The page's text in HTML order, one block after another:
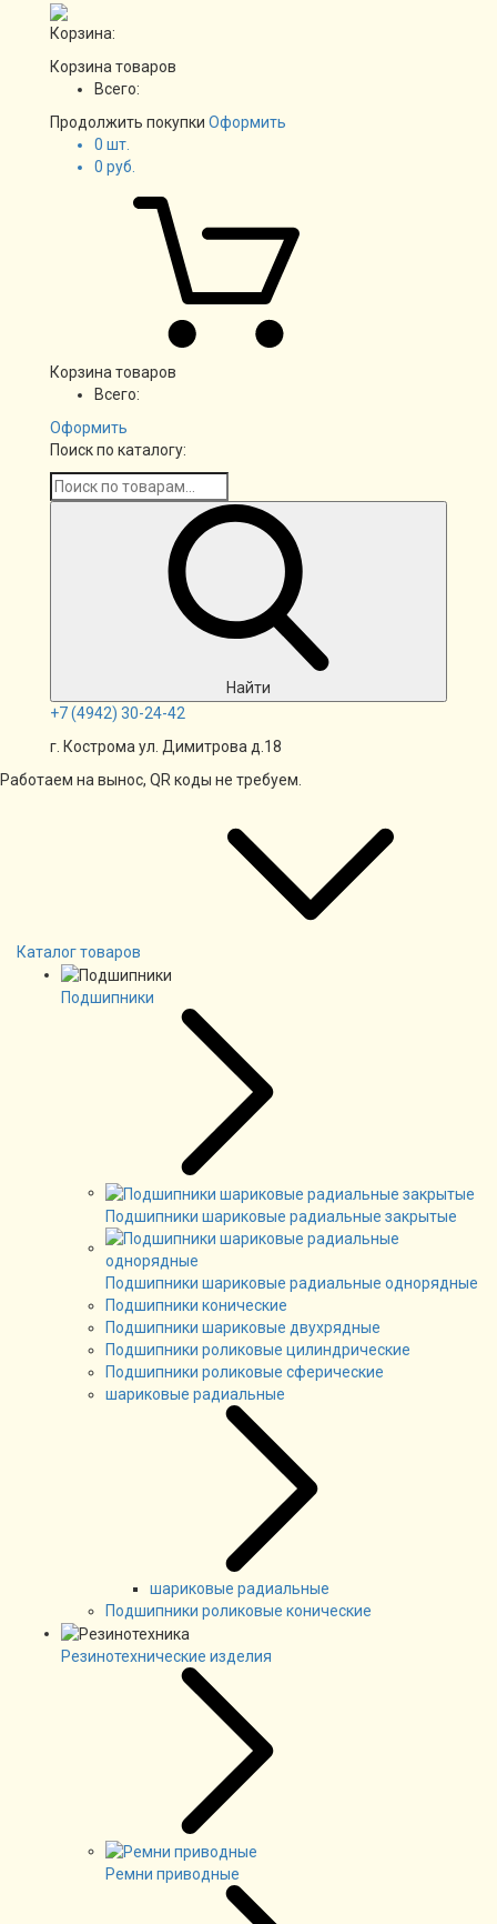
Корзина:
Корзина товаров
Всего:
Продолжить покупки Оформить
0 шт.
0 руб.
Корзина товаров
Всего:
Оформить
Поиск по каталогу:
Найти
+7(4942) 30-24-42
г. Кострома ул. Димитрова д.18
Работаем на вынос, QR коды не требуем.
Каталог товаров
Подшипники
Подшипники шариковые радиальные закрытые
Подшипники шариковые радиальные однорядные
Подшипники конические
Подшипники шариковые двухрядные
Подшипники роликовые цилиндрические
Подшипники роликовые сферические
шариковые радиальные
шариковые радиальные
Подшипники роликовые конические
Резинотехнические изделия
Ремни приводные